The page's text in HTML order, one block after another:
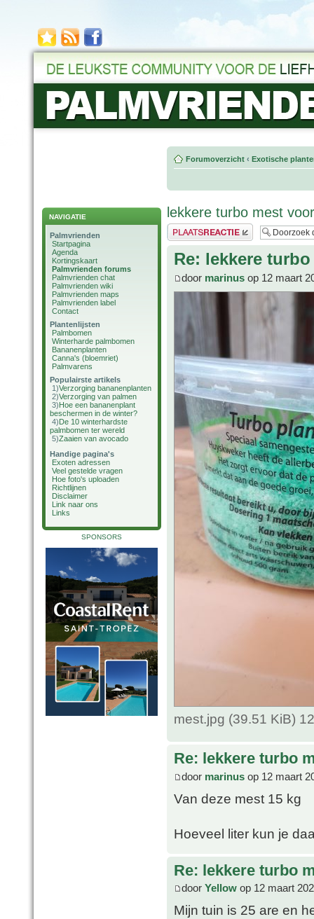
NAVIGATIE
Palmvrienden
Startpagina
Agenda
Kortingskaart
Palmvrienden forums
Palmvrienden chat
Palmvrienden wiki
Palmvrienden maps
Palmvrienden label
Contact
Plantenlijsten
Palmbomen
Winterharde palmbomen
Bananenplanten
Canna's (bloemriet)
Palmvarens
Populairste artikels
1)Verzorging bananenplanten
2)Verzorging van palmen
3)Hoe een bananenplant
beschermen in de winter?
4)De 10 winterhardste
palmbomen ter wereld
5)Zaaien van avocado
Handige pagina's
Exoten adressen
Veel gestelde vragen
Hoe foto's uploaden
Richtlijnen
Disclaimer
Link naar ons
Links
SPONSORS
Forumoverzicht ‹ Exotische
lekkere turbo mest
Plaats een reactie
Re: lekkere
door marinus op 12 maart
mest.jpg (39.51 KiB)
Re: lekkere turbo
door marinus op 12 maart
Van deze mest 15 kg
Hoeveel liter kun je
Re: lekkere turbo
door Yellow op 12 maart
Mijn tuin is 25 are en